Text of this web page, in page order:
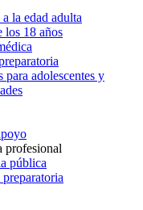
la edad adulta
los 18 años
para adolescentes y
profesional
pública